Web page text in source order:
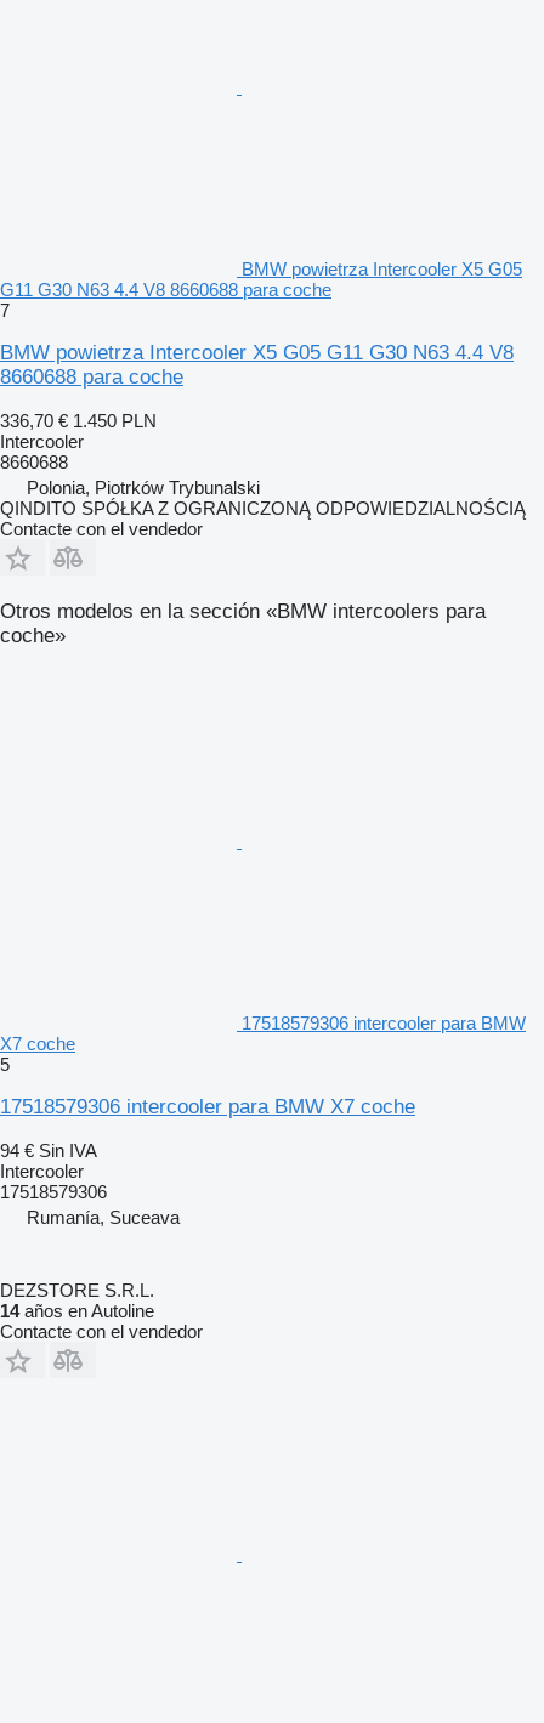
BMW powietrza Intercooler X5 G05
G11 G30 N63 4.4 V8 8660688 para coche
7
BMW powietrza Intercooler X5 G05 G11 G30 N63 4.4 V8
8660688 para coche
336,70 € 1.450 PLN
Intercooler
8660688
Polonia, Piotrków Trybunalski
QINDITO SPÓŁKA Z OGRANICZONĄ ODPOWIEDZIALNOŚCIĄ
Contacte con el vendedor
Otros modelos en la sección «BMW intercoolers para
coche»
17518579306 intercooler para BMW
X7 coche
5
17518579306 intercooler para BMW X7 coche
94 € Sin IVA
Intercooler
17518579306
Rumanía, Suceava
DEZSTORE S.R.L.
14años en Autoline
Contacte con el vendedor